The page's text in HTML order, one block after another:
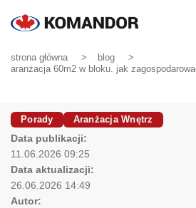
strona główna
blog
aranżacja 60m2 w bloku. jak
Porady Aranżacja Wnętrz
Data publikacji:
11.06.2026 09:25
Data aktualizacji:
26.06.2026 14:49
Autor: